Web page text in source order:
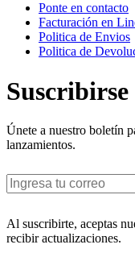
Ponte en contacto
Facturación en
Politica de Envios
Politica de
Suscribirse
Únete a nuestro boletín
lanzamientos.
Al suscribirte, aceptas
recibir actualizaciones.